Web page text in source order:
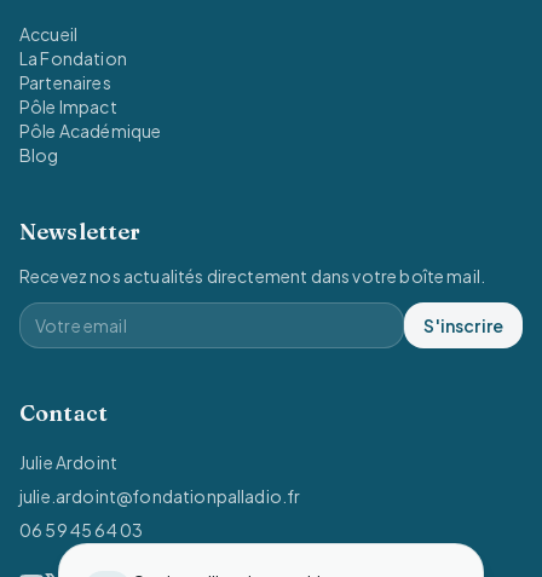
Accueil
La Fondation
Partenaires
Pôle Impact
Pôle Académique
Blog
Newsletter
Recevez nos actualités directement dans votre boîte mail.
S'inscrire
Contact
Julie Ardoint
julie.ardoint@fondationpalladio.fr
06 59 45 64 03